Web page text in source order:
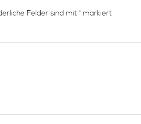
Felder sind mit* markiert